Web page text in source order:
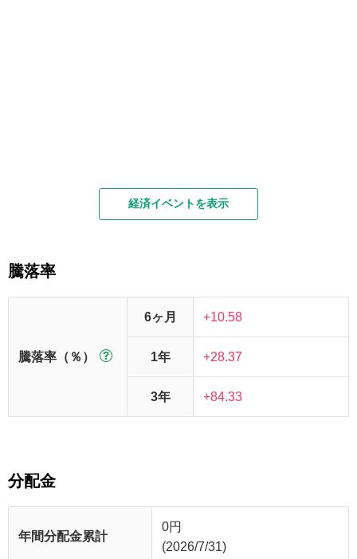
経済イベントを表示
騰落率
騰落率（％）
6ヶ月 +10.58
1年 +28.37
3年 +84.33
分配金
年間分配金累計
0円
(2026/7/31)